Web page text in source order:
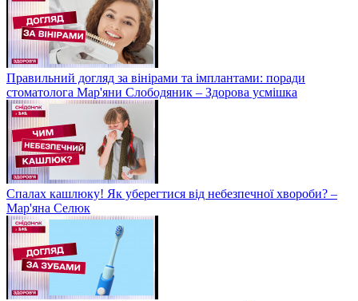
Правильний догляд за вінірами та імплантами: поради
стоматолога Мар'яни Слободяник – Здорова усмішка
Спалах кашлюку! Як уберегтися від небезпечної хвороби? –
Мар'яна Селюк